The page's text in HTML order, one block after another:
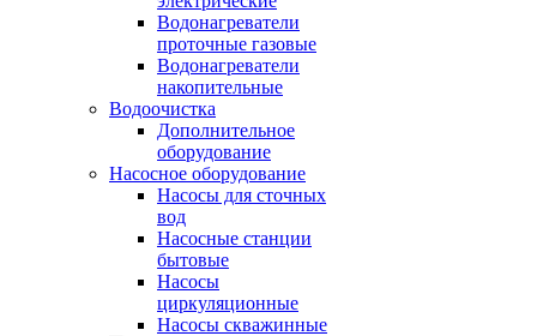
Водонагреватели
проточные газовые
Водонагреватели
накопительные
Водоочистка
Дополнительное
оборудование
Насосное оборудование
Насосы для сточных
вод
Насосные станции
бытовые
Насосы
циркуляционные
Насосы скважинные